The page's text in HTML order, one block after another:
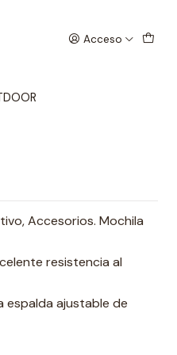
Acceso
100-
Accesorios. Mochila
resistencia al
espalda ajustable de